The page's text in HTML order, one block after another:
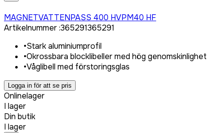
MAGNETVATTENPASS 400 HVPM40 HF
Artikelnummer:365291365291
•Stark aluminiumprofil
•Okrossbara blocklibeller med hög genomskinlighet
•Våglibell med förstoringsglas
Logga in för att se pris
Onlinelager
I lager
Din butik
I lager